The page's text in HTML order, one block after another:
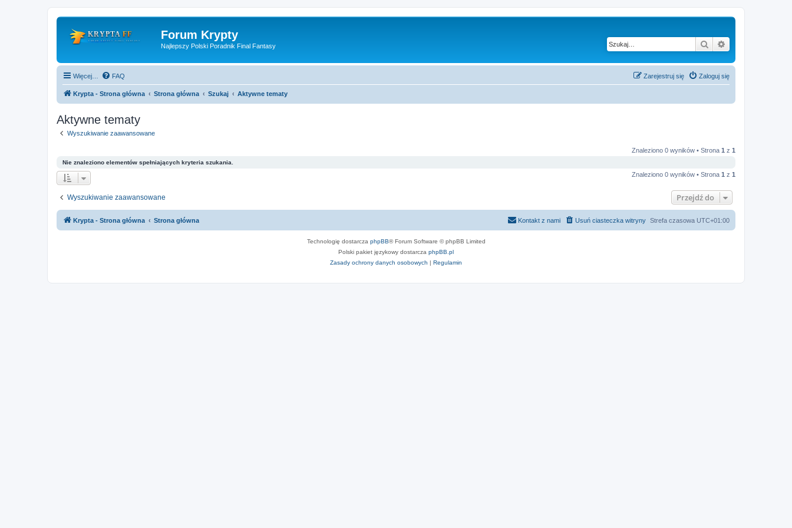
Forum Krypty
Najlepszy Polski Poradnik Final Fantasy Szukaj
Więcej… FAQ Zaloguj się
Zarejestruj się
Krypta - Strona główna Strona główna Szukaj Aktywne tematy
Aktywne tematy
Wyszukiwanie zaawansowane
Znaleziono 0 wyników • Strona 1 z 1
Nie znaleziono elementów spełniających kryteria szukania.
Znaleziono 0 wyników • Strona 1 z 1
Wyszukiwanie zaawansowane Przejdź do
Krypta - Strona główna Strona główna Strefa czasowa UTC+01:00
Usuń ciasteczka witryny
Kontakt z nami
Technologię dostarcza phpBB® Forum Software © phpBB Limited
Polski pakiet językowy dostarcza phpBB.pl
Zasady ochrony danych osobowych | Regulamin